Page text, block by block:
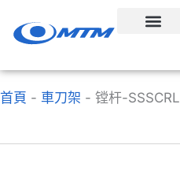
容
首頁 - 車刀架 - 镗杆-SSSCRL